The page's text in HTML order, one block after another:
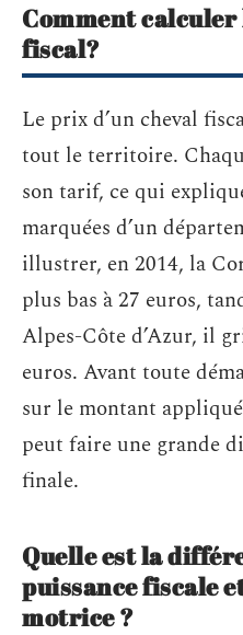
Comment calculer
fiscal?
Le prix d’un cheval
tout le territoire.
son tarif, ce qui
marquées d’un
illustrer, en 2014, la
plus bas à 27 euros,
Alpes-Côte d’Azur, il
euros. Avant toute
sur le montant
peut faire une grande
finale.
Quelle est la
puissance fiscale
motrice ?